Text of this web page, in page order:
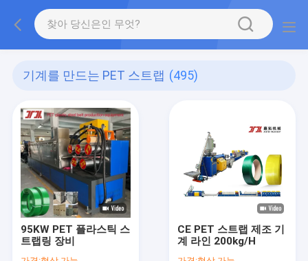
기계를 만드는 PET 스트랩 (495)
95KW PET 플라스틱 스
트랩링 장비
CE PET 스트랩 제조 기
계 라인 200kg/H